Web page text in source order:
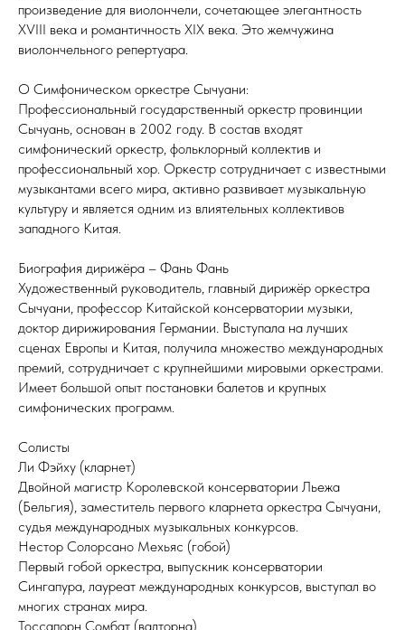
произведение для виолончели, сочетающее элегантность
XVIII века и романтичность XIX века. Это жемчужина
виолончельного репертуара.
О Симфоническом оркестре Сычуани:
Профессиональный государственный оркестр провинции
Сычуань, основан в 2002 году. В состав входят
симфонический оркестр, фольклорный коллектив и
профессиональный хор. Оркестр сотрудничает с известными
музыкантами всего мира, активно развивает музыкальную
культуру и является одним из влиятельных коллективов
западного Китая.
Биография дирижёра – Фань Фань
Художественный руководитель, главный дирижёр оркестра
Сычуани, профессор Китайской консерватории музыки,
доктор дирижирования Германии. Выступала на лучших
сценах Европы и Китая, получила множество международных
премий, сотрудничает с крупнейшими мировыми оркестрами.
Имеет большой опыт постановки балетов и крупных
симфонических программ.
Солисты
Ли Фэйху (кларнет)
Двойной магистр Королевской консерватории Льежа
(Бельгия), заместитель первого кларнета оркестра Сычуани,
судья международных музыкальных конкурсов.
Нестор Солорсано Мехьяс (гобой)
Первый гобой оркестра, выпускник консерватории
Сингапура, лауреат международных конкурсов, выступал во
многих странах мира.
Тоссапорн Сомбат (валторна)